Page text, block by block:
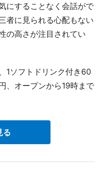
にすることなく会話がで
者に見られる心配もない
の高さが注目されてい
1ソフトドリンク付き60
、オープンから19時まで
る